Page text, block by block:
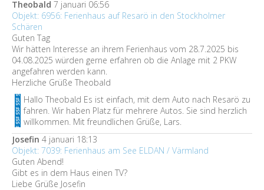
Theobald 7 januari 06:56
Objekt: 6956: Ferienhaus auf Resarö in den Stockholmer
Schären
Guten Tag
Wir hätten Interesse an ihrem Ferienhaus vom 28.7.2025 bis
04.08.2025 würden gerne erfahren ob die Anlage mit 2 PKW
angefahren werden kann.
Herzliche Grüße Theobald
Hallo Theobald Es ist einfach, mit dem Auto nach Resarö zu
fahren. Wir haben Platz für mehrere Autos. Sie sind herzlich
willkommen. Mit freundlichen Grüße, Lars.
Josefin 4 januari 18:13
Objekt: 7039: Ferienhaus am See ELDAN / Värmland
Guten Abend!
Gibt es in dem Haus einen TV?
Liebe Grüße Josefin